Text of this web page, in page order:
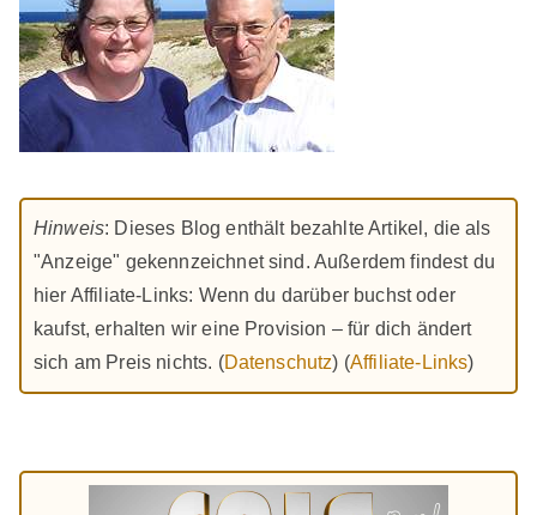
Hinweis: Dieses Blog enthält bezahlte Artikel, die als
"Anzeige" gekennzeichnet sind. Außerdem findest du
hier Affiliate-Links: Wenn du darüber buchst oder
kaufst, erhalten wir eine Provision – für dich ändert
sich am Preis nichts. (Datenschutz) (Affiliate-Links)